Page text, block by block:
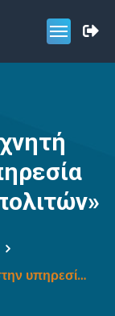
Β. Κικίλιας: «Η τεχνητή νοημοσύνη στην υπηρεσία της ασφάλειας των πολιτών»